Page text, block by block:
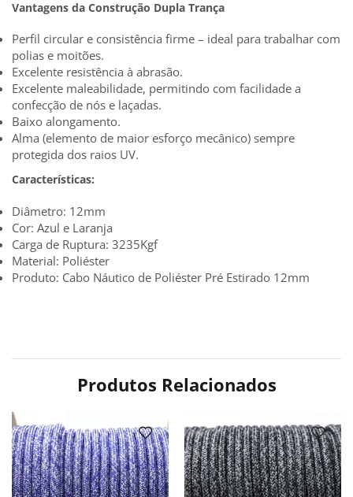
Vantagens da Construção Dupla Trança
Perfil circular e consistência firme – ideal para trabalhar com
polias e moitões.
Excelente resistência à abrasão.
Excelente maleabilidade, permitindo com facilidade a
confecção de nós e laçadas.
Baixo alongamento.
Alma (elemento de maior esforço mecânico) sempre
protegida dos raios UV.
Características:
Diâmetro: 12mm
Cor: Azul e Laranja
Carga de Ruptura: 3235Kgf
Material: Poliéster
Produto: Cabo Náutico de Poliéster Pré Estirado 12mm
Produtos Relacionados